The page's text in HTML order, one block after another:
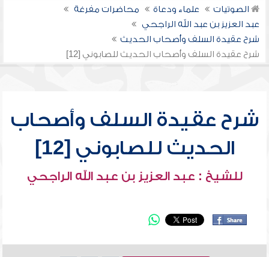
الصوتيات علماء ودعاة
محاضرات مفرغة
عبد العزيز بن عبد الله الراجحي
شرح عقيدة السلف وأصحاب الحديث
شرح عقيدة السلف وأصحاب الحديث للصابوني [12]
شرح عقيدة السلف وأصحاب
الحديث للصابوني [12]
للشيخ : عبد العزيز بن عبد الله الراجحي